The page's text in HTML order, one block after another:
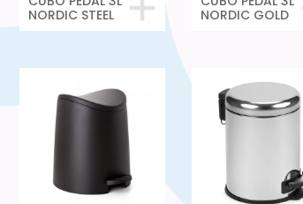
NORDIC STEEL
NORDIC GOLD